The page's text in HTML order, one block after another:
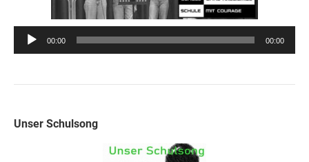
Audio-
00:00 00:00
Unser Schulsong